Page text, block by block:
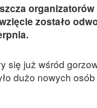
zostało
się już wśród
dużo nowych